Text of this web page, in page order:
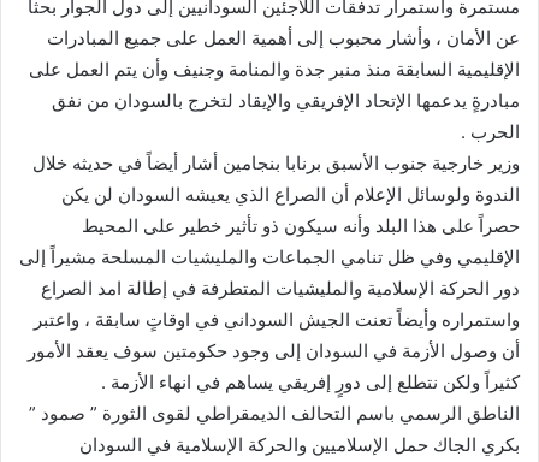
مستمرة واستمرار تدفقات اللاجئين السودانيين إلى دول الجوار بحثاً
عن الأمان ، وأشار محبوب إلى أهمية العمل على جميع المبادرات
الإقليمية السابقة منذ منبر جدة والمنامة وجنيف وأن يتم العمل على
مبادرةٍ يدعمها الإتحاد الإفريقي والإيقاد لتخرج بالسودان من نفق
الحرب .
وزير خارجية جنوب الأسبق برنابا بنجامين أشار أيضاً في حديثه خلال
الندوة ولوسائل الإعلام أن الصراع الذي يعيشه السودان لن يكن
حصراً على هذا البلد وأنه سيكون ذو تأثير خطير على المحيط
الإقليمي وفي ظل تنامي الجماعات والمليشيات المسلحة مشيراً إلى
دور الحركة الإسلامية والمليشيات المتطرفة في إطالة امد الصراع
واستمراره وأيضاً تعنت الجيش السوداني في اوقاتٍ سابقة ، واعتبر
أن وصول الأزمة في السودان إلى وجود حكومتين سوف يعقد الأمور
كثيراً ولكن نتطلع إلى دورٍ إفريقي يساهم في انهاء الأزمة .
الناطق الرسمي باسم التحالف الديمقراطي لقوى الثورة ” صمود ”
بكري الجاك حمل الإسلاميين والحركة الإسلامية في السودان